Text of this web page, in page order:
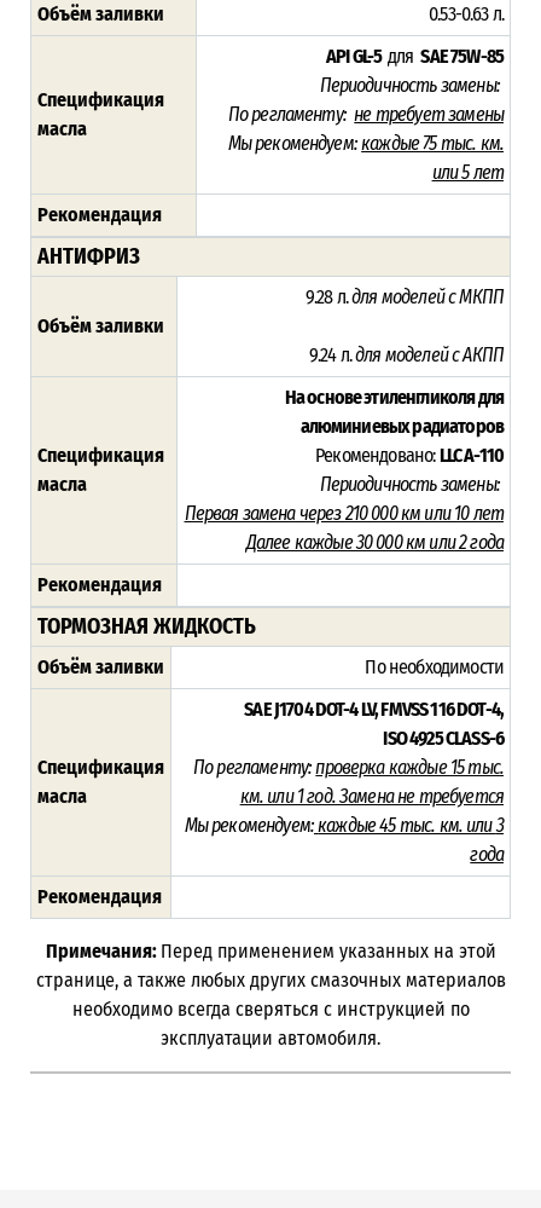
Объём заливки 0.53-0.63 л.
Спецификация
масла
API GL-5 дляSAE 75W-85
Периодичность замены:
По регламенту: не требует замены
Мы рекомендуем: каждые 75 тыс. км.
или 5 лет
Рекомендация
АНТИФРИЗ
Объём заливки
9.28 л.для моделей с МКПП
9.24 л.для моделей с АКПП
Спецификация
масла
На основе этиленгликоля для
алюминиевых радиаторов
Рекомендовано:LLC A-110
Периодичность замены:
Первая замена через 210 000 км или 10 лет
Далее каждые 30 000 км или 2 года
Рекомендация
ТОРМОЗНАЯ ЖИДКОСТЬ
Объём заливки По необходимости
Спецификация
масла
SAE J1704 DOT-4 LV,FMVSS 116 DOT-4,
ISO 4925 CLASS-6
По регламенту: проверка каждые 15 тыс.
км. или 1 год. Замена не требуется
Мы рекомендуем: каждые 45 тыс. км. или3
года
Рекомендация
Примечания: Перед применением указанных на этой
странице, а также любых других смазочных материалов
необходимо всегда сверяться с инструкцией по
эксплуатации автомобиля.